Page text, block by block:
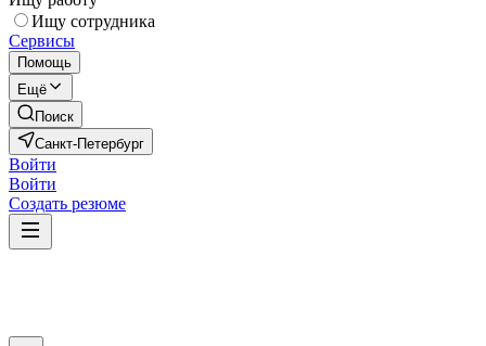
Ищу сотрудника
Сервисы
Помощь
Ещё
Поиск
Санкт-Петербург
Войти
Войти
Создать резюме